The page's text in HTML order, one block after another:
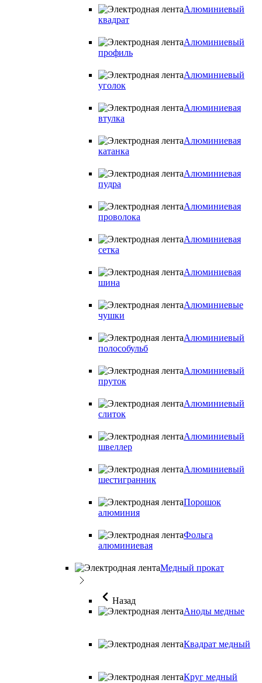
Алюминиевый
квадрат
Алюминиевый
профиль
Алюминиевый
уголок
Алюминиевая
втулка
Алюминиевая
катанка
Алюминиевая
пудра
Алюминиевая
проволока
Алюминиевая
сетка
Алюминиевая
шина
Алюминиевые
чушки
Алюминиевый
полособульб
Алюминиевый
пруток
Алюминиевый
слиток
Алюминиевый
швеллер
Алюминиевый
шестигранник
Порошок
алюминия
Фольга
алюминиевая
Медный прокат
Назад
Аноды медные
Квадрат медный
Круг медный